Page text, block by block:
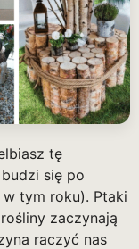
tę
się po
w tym roku). Ptaki
zaczynają
raczyć nas